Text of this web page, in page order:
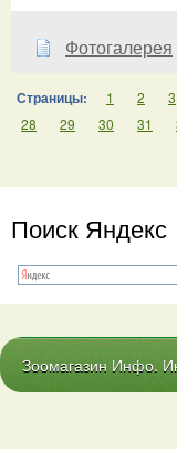
Фотогалерея
Страницы: 1 2 3
28
29 30 31
Поиск Яндекс
Зоомагазин Инфо.